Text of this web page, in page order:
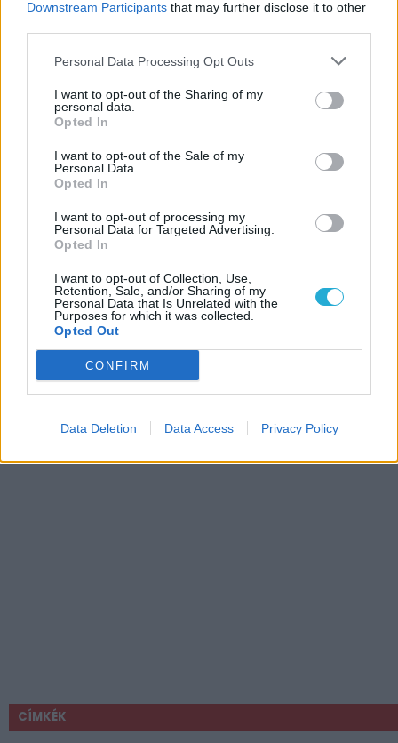
Downstream Participants that may further disclose it to other
Personal Data Processing Opt Outs
I want to opt-out of the Sharing of my
personal data.
Opted In
I want to opt-out of the Sale of my
Personal Data.
Opted In
I want to opt-out of processing my
Personal Data for Targeted Advertising.
Opted In
I want to opt-out of Collection, Use,
Retention, Sale, and/or Sharing of my
Personal Data that Is Unrelated with the
Purposes for which it was collected.
Opted Out
CONFIRM
Data Deletion Data Access Privacy Policy
LEGFRISSEBB VIDEÓNK
CÍMKÉK